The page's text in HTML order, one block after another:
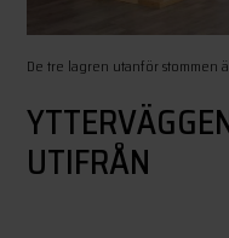
De tre lagren utanför stommen
UTIFRÅN